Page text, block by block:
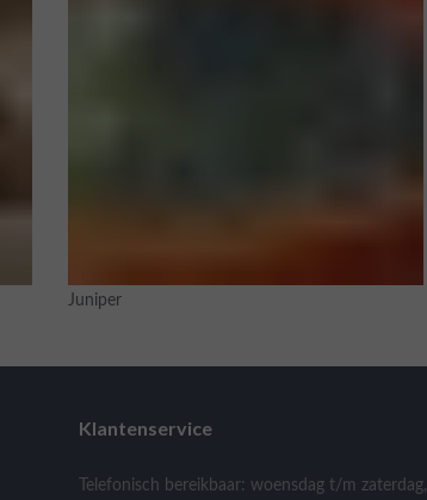
Juniper
Klantenservice
Telefonisch bereikbaar: woensdag t/m zaterdag,